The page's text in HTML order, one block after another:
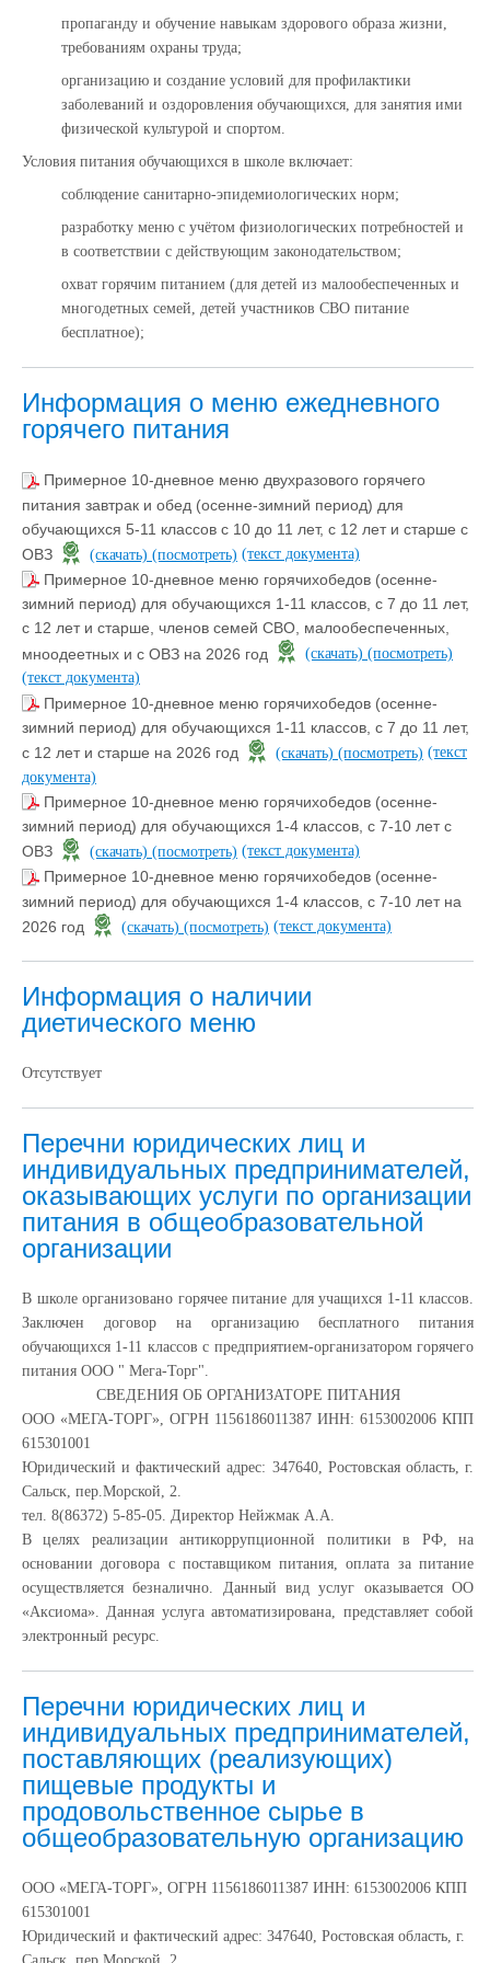
пропаганду и обучение навыкам здорового образа жизни,
требованиям охраны труда;
организацию и создание условий для профилактики
заболеваний и оздоровления обучающихся, для занятия ими
физической культурой и спортом.
Условия питания обучающихся в школе включает:
соблюдение санитарно-эпидемиологических норм;
разработку меню с учётом физиологических потребностей и
в соответствии с действующим законодательством;
охват горячим питанием (для детей из малообеспеченных и
многодетных семей, детей участников СВО питание
бесплатное);
Информация о меню ежедневного
горячего питания
Примерное 10-дневное меню двухразового горячего
питания завтрак и обед (осенне-зимний период) для
обучающихся 5-11 классов с 10 до 11 лет, с 12 лет и старше с
ОВЗ
(скачать) (посмотреть) (текст документа)
Примерное 10-дневное меню горячихобедов (осенне-
зимний период) для обучающихся 1-11 классов, с 7 до 11 лет,
с 12 лет и старше, членов семей СВО, малообеспеченных,
мноодеетных и с ОВЗ на 2026 год
(скачать) (посмотреть)
(текст документа)
Примерное 10-дневное меню горячихобедов (осенне-
зимний период) для обучающихся 1-11 классов, с 7 до 11 лет,
с 12 лет и старше на 2026 год
(скачать) (посмотреть) (текст
документа)
Примерное 10-дневное меню горячихобедов (осенне-
зимний период) для обучающихся 1-4 классов, с 7-10 лет с
ОВЗ
(скачать) (посмотреть) (текст документа)
Примерное 10-дневное меню горячихобедов (осенне-
зимний период) для обучающихся 1-4 классов, с 7-10 лет на
2026 год
(скачать) (посмотреть) (текст документа)
Информация о наличии
диетического меню
Отсутствует
Перечни юридических лиц и
индивидуальных предпринимателей,
оказывающих услуги по организации
питания в общеобразовательной
организации
В школе организовано горячее питание для учащихся 1-11 классов.
Заключен договор на организацию бесплатного питания
обучающихся 1-11 классов с предприятием-организатором горячего
питания ООО " Мега-Торг".
СВЕДЕНИЯ ОБ ОРГАНИЗАТОРЕ ПИТАНИЯ
ООО «МЕГА-ТОРГ», ОГРН 1156186011387 ИНН: 6153002006 КПП
615301001
Юридический и фактический адрес: 347640, Ростовская область, г.
Сальск, пер.Морской, 2.
тел. 8(86372) 5-85-05. Директор Нейжмак А.А.
В целях реализации антикоррупционной политики в РФ, на
основании договора с поставщиком питания, оплата за питание
осуществляется безналично. Данный вид услуг оказывается ОО
«Аксиома». Данная услуга автоматизирована, представляет собой
электронный ресурс.
Перечни юридических лиц и
индивидуальных предпринимателей,
поставляющих (реализующих)
пищевые продукты и
продовольственное сырье в
общеобразовательную организацию
ООО «МЕГА-ТОРГ», ОГРН 1156186011387 ИНН: 6153002006 КПП
615301001
Юридический и фактический адрес: 347640, Ростовская область, г.